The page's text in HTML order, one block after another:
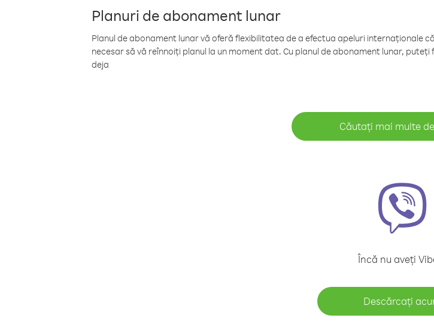
Planuri de abonament lunar
Planul de abonament lunar vă oferă flexibilitatea de a efectua apeluri internaționale
necesar să vă reînnoiți planul la un moment dat. Cu planul de abonament lunar,
deja
Căutați mai multe
Încă nu aveți
Descărcați